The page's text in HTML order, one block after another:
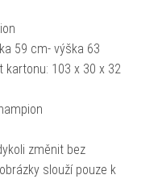
59 cm- výška 63
kartonu: 103 x 30 x 32
změnit bez
slouží pouze k